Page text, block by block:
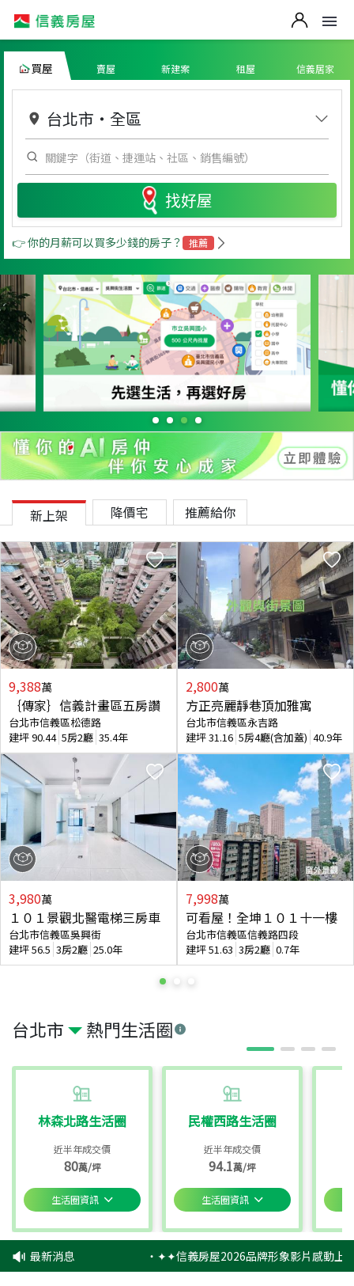
買屋 賣屋 新建案 租屋 信義居家
台北市 ・ 全區
找好屋
👉 你的月薪可以買多少錢的房子？ 推薦
台北市 熱門生活圈
林森北路生活圈
近半年成交價
80萬/坪
生活圈資訊
民權西路生活圈
近半年成交價
94.1萬/坪
生活圈資訊
新上架 降價宅 推薦給你
9,388萬
｛傳家｝信義計畫區五房讚
台北市信義區松德路
建坪90.44 5房2廳 35.4年
3,980萬
１０１景觀北醫電梯三房車
台北市信義區吳興街
建坪56.5 3房2廳 25.0年
2,800萬
方正亮麗靜巷頂加雅寓
台北市信義區永吉路
建坪31.16 5房4廳(含加蓋) 40.9年
7,998萬
可看屋！全坤１０１十一樓
台北市信義區信義路四段
建坪51.63 3房2廳 0.7年
最新消息 ‧✦✦信義房屋2026品牌形象影片感動上